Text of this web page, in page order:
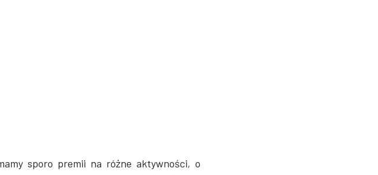
sporo premii na różne aktywności, o